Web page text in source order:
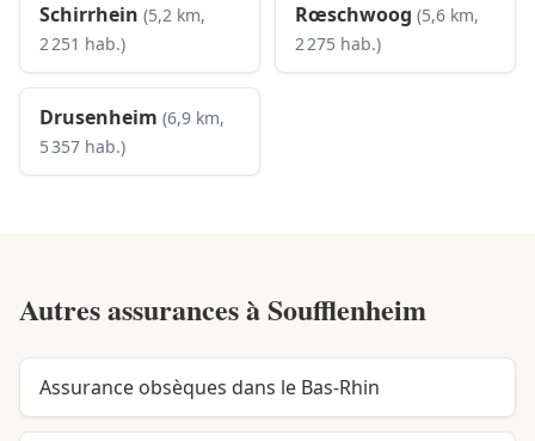
Schirrhein (5,2 km,
2 251 hab.)
Rœschwoog (5,6 km,
2 275 hab.)
Drusenheim (6,9 km,
5 357 hab.)
Autres assurances àSoufflenheim
Assurance obsèques dans le Bas-Rhin